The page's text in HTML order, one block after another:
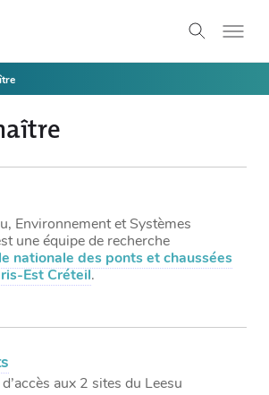
Environnement et Systèmes
une équipe de recherche
nationale des ponts et chaussées
Est Créteil.
aux 2 sites du Leesu